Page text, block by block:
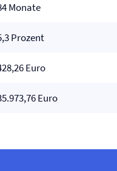
Monate
Prozent
Euro
Euro